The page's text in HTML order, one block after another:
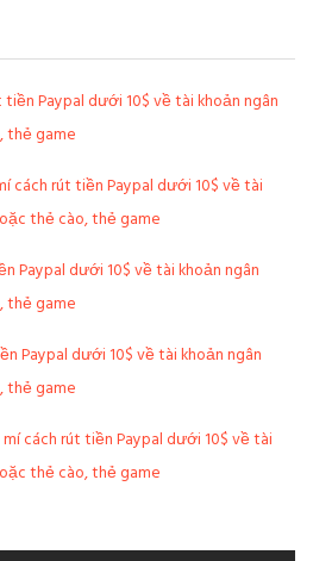
Paypal dưới 10$ về tài khoản ngân
thẻ game
cách rút tiền Paypal dưới 10$ về tài
thẻ cào, thẻ game
Paypal dưới 10$ về tài khoản ngân
thẻ game
Paypal dưới 10$ về tài khoản ngân
thẻ game
cách rút tiền Paypal dưới 10$ về tài
thẻ cào, thẻ game